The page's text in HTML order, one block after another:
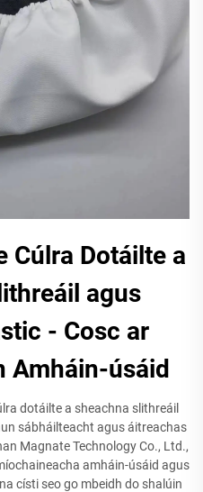
Cúlra Dotáilte a
agus
- Cosc ar
Amháin-úsáid
dotáilte a sheachna slithreáil
sábháilteacht agus áitreachas
Magnate Technology Co., Ltd.,
amháin-úsáid agus
císti seo go mbeidh do shalúin